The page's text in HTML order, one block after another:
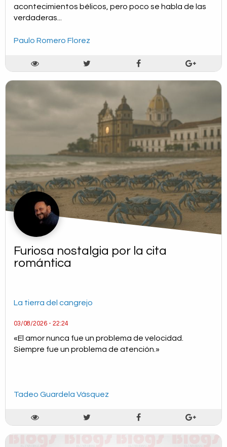
acontecimientos bélicos, pero poco se habla de las
verdaderas...
Paulo Romero Florez
Furiosa nostalgia por la cita
romántica
La tierra del cangrejo
03/08/2026 - 22:24
«El amor nunca fue un problema de velocidad.
Siempre fue un problema de atención.»
Tadeo Guardela Vásquez